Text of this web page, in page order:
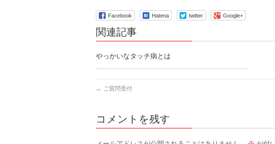
Facebook Hatena twitter Google+
関連記事
やっかいなタッチ病とは
← ご質問受付
コメントを残す